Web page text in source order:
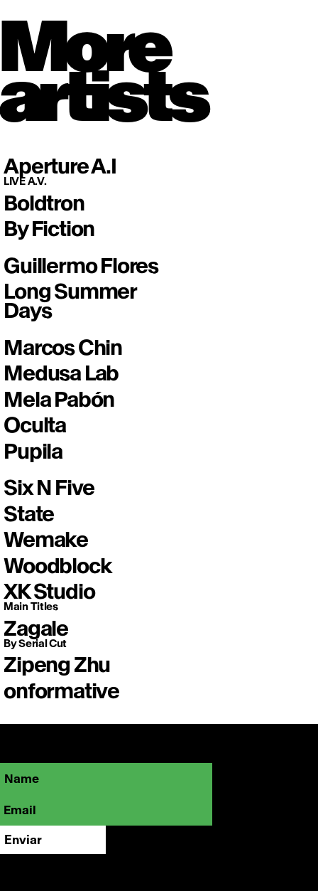
Aperture A.I
LIVE A.V.
Boldtron
By Fiction
Guillermo Flores
Long Summer
Days
Marcos Chin
Medusa Lab
Mela Pabón
Oculta
Pupila
Six N Five
State
Wemake
Woodblock
XK Studio
Main Titles
Zagale
By Serial Cut
Zipeng Zhu
onformative
Enviar